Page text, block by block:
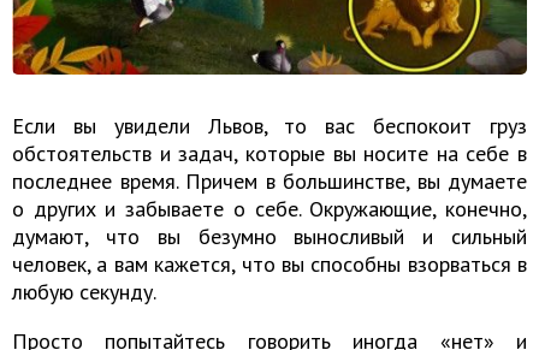
Если вы увидели Львов, то вас беспокоит груз
обстоятельств и задач, которые вы носите на себе в
последнее время. Причем в большинстве, вы думаете
о других и забываете о себе. Окружающие, конечно,
думают, что вы безумно выносливый и сильный
человек, а вам кажется, что вы способны взорваться в
любую секунду.
Просто попытайтесь говорить иногда «нет» и